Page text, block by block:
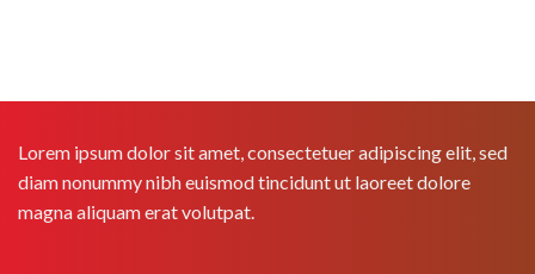
Lorem ipsum dolor sit amet, consectetuer adipiscing elit, sed
diam nonummy nibh euismod tincidunt ut laoreet dolore
magna aliquam erat volutpat.